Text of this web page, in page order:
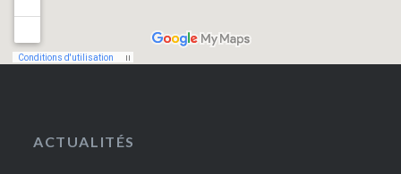
ACTUALITÉS